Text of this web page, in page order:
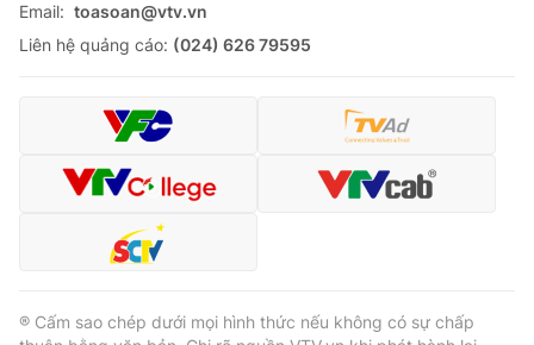
Email: toasoan@vtv.vn
Liên hệ quảng cáo: (024) 626 79595
® Cấm sao chép dưới mọi hình thức nếu không có sự chấp